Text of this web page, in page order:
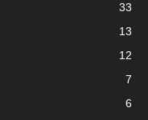
33
13
12
7
6